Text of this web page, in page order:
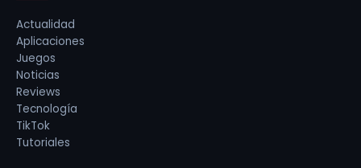
Actualidad
Aplicaciones
Juegos
Noticias
Reviews
Tecnología
TikTok
Tutoriales